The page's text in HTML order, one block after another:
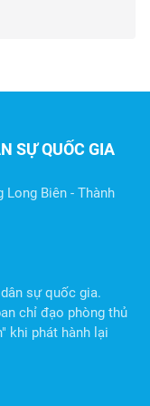
SỰ QUỐC GIA
Long Biên - Thành
sự quốc gia.
chỉ đạo phòng thủ
khi phát hành lại